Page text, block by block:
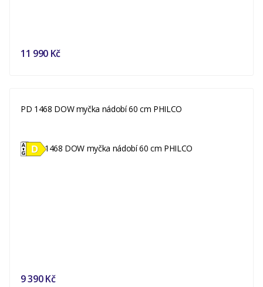
11 990 Kč
PD 1468 DOW myčka nádobí 60 cm PHILCO
9 390 Kč